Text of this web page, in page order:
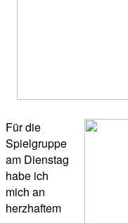
Für die
Spielgruppe
am Dienstag
habe ich
mich an
herzhaftem